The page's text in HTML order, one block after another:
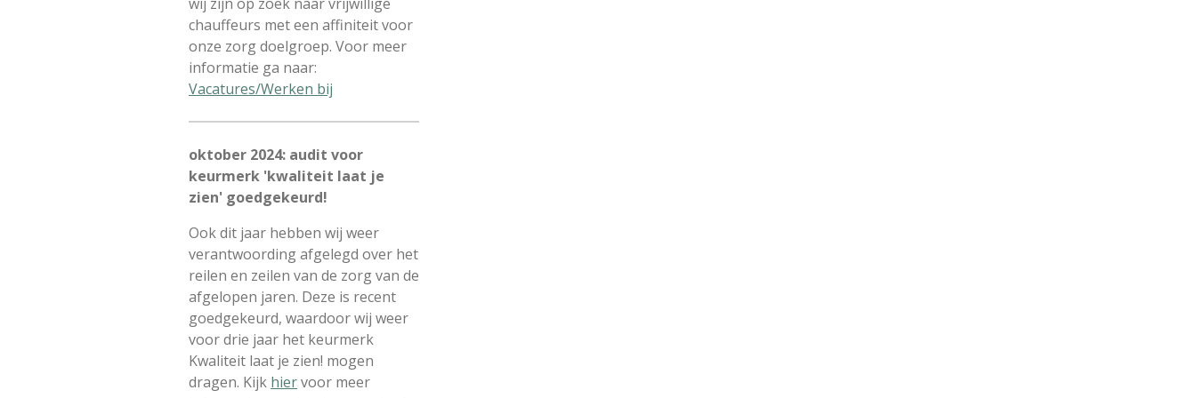
chauffeurs met een affiniteit voor
onze zorg doelgroep. Voor meer
informatie ga naar:
Vacatures/Werken bij
oktober 2024: audit voor
keurmerk 'kwaliteit laat je
zien' goedgekeurd!
Ook dit jaar hebben wij weer
verantwoording afgelegd over het
reilen en zeilen van de zorg van de
afgelopen jaren. Deze is recent
goedgekeurd, waardoor wij weer
voor drie jaar het keurmerk
Kwaliteit laat je zien! mogen
dragen. Kijk hiervoor meer